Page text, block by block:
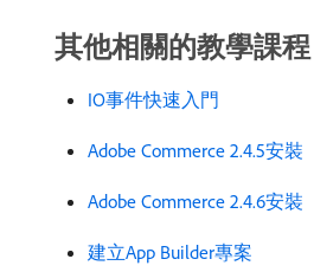
其他相關的教學課程
IO事件快速入門
Adobe Commerce 2.4.5安裝
Adobe Commerce 2.4.6安裝
建立App Builder專案